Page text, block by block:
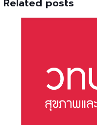
Related posts